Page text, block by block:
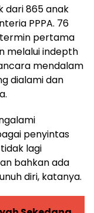
dari 865 anak
PPPA. 76
termin pertama
melalui indepth
mendalam
dialami dan
penyintas
lagi
bahkan ada
diri, katanya.